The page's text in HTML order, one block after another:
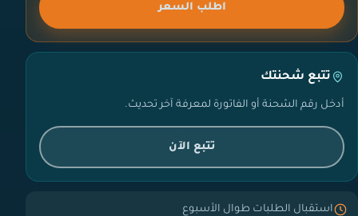
اطلب السعر
تتبع شحنتك
أدخل رقم الشحنة أو الفاتورة لمعرفة آخر تحديث.
تتبع الآن
استقبال الطلبات طوال الأسبوع